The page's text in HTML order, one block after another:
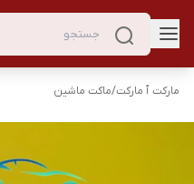
مارکت ٱ مارکت/ماکت ماشین